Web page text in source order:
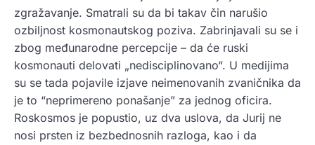
zgražavanje. Smatrali su da bi takav čin narušio
ozbiljnost kosmonautskog poziva. Zabrinjavali su se i
zbog međunarodne percepcije – da će ruski
kosmonauti delovati „nedisciplinovano“. U medijima
su se tada pojavile izjave neimenovanih zvaničnika da
je to “neprimereno ponašanje” za jednog oficira.
Roskosmos je popustio, uz dva uslova, da Jurij ne
nosi prsten iz bezbednosnih razloga, kao i da